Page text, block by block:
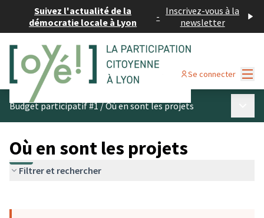
Suivez l'actualité de la
démocratie locale à Lyon
- Inscrivez-vous à la
newsletter
Se connecter
Budget participatif #1/Où en sont les projets
Où en sont les projets
Filtrer et rechercher